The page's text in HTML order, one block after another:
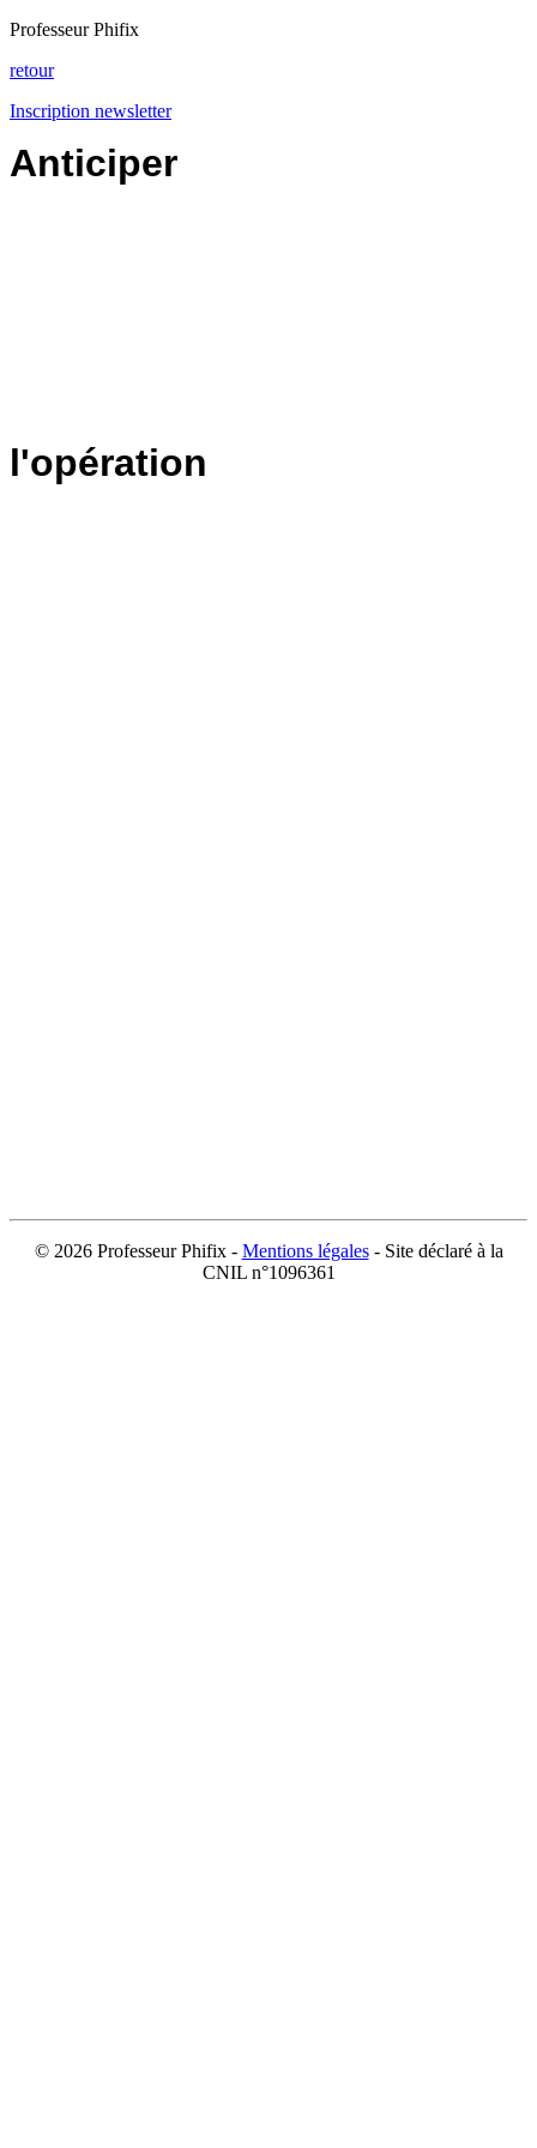
Professeur Phifix
retour
Inscription newsletter
Anticiper
l'opération
© 2026 Professeur Phifix - Mentions légales- Site déclaré à la
CNIL n°1096361